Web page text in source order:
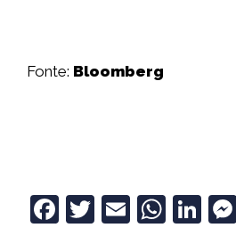
Fonte: Bloomberg
F
T
E
W Li